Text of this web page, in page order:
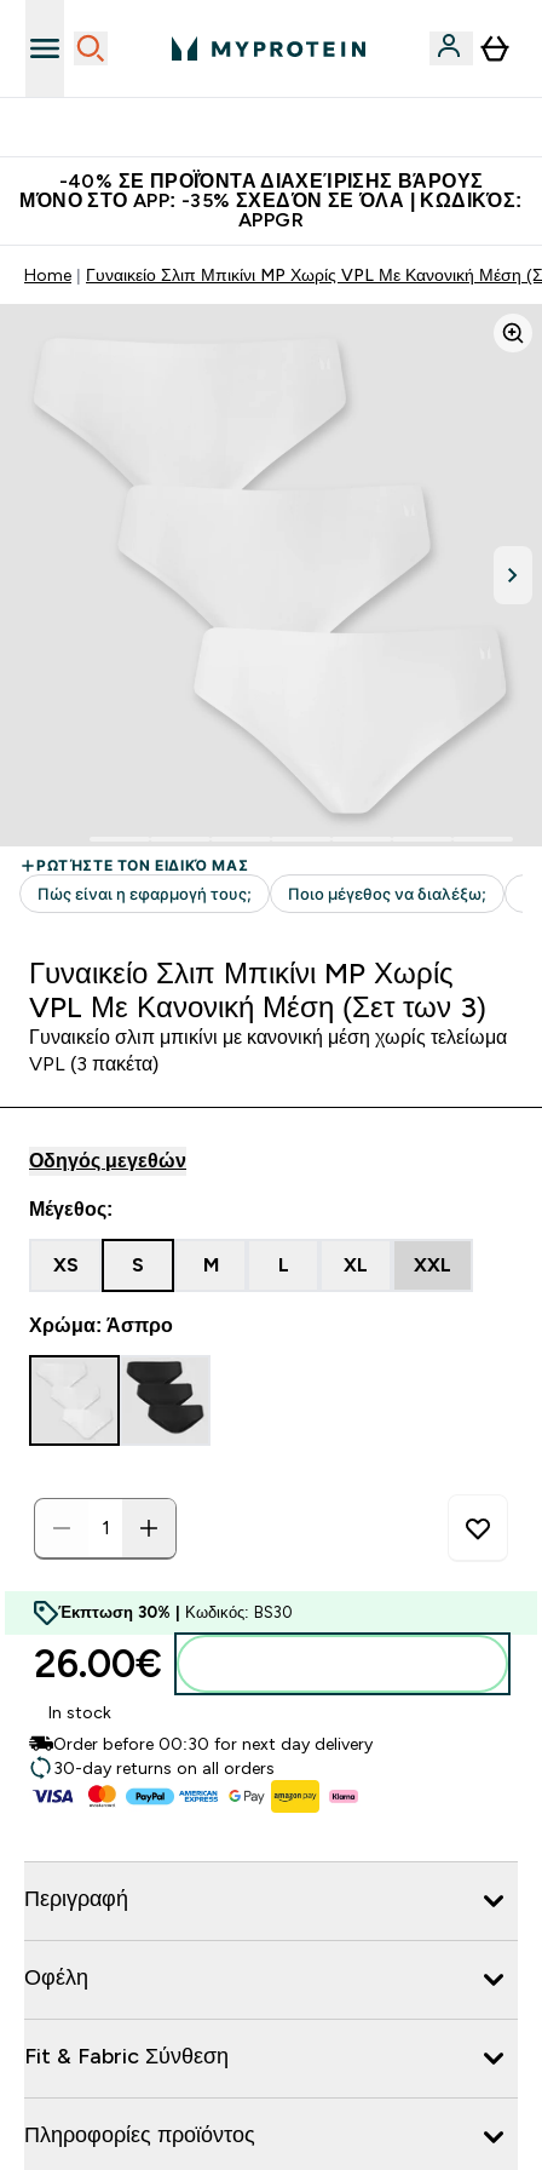
-40% ΣΕ ΠΡΟΪΌΝΤΑ ΔΙΑΧΕΊΡΙΣΗΣ ΒΆΡΟΥΣ
ΜΌΝΟ ΣΤΟ APP: -35% ΣΧΕΔΌΝ ΣΕ ΌΛΑ | ΚΩΔΙΚΌΣ:
APPGR
Home Γυναικείο Σλιπ Μπικίνι MP Χωρίς VPL Με Κανονική Μέση
Γυναικείο Σλιπ Μπικίνι MP Χωρίς
VPL Με Κανονική Μέση (Σετ των 3)
Γυναικείο σλιπ μπικίνι με κανονική μέση χωρίς τελείωμα
VPL (3 πακέτα)
Οδηγός μεγεθών
Μέγεθος:
XS S M L XL XXL
Χρώμα: Άσπρο
Έκπτωση 30% | Κωδικός: BS30
26.00€‎
In stock
Order before 00:30 for next day delivery
30-day returns on all orders
Περιγραφή
Οφέλη
Fit & Fabric Σύνθεση
Πληροφορίες προϊόντος